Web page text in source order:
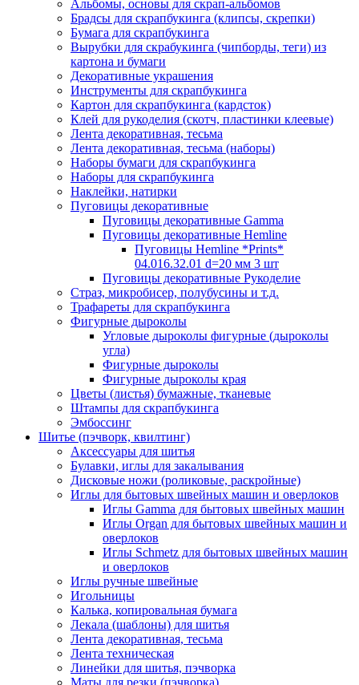
Альбомы, основы для скрап-альбомов
Брадсы для скрапбукинга (клипсы, скрепки)
Бумага для скрапбукинга
Вырубки для скрабукинга (чипборды, теги) из
картона и бумаги
Декоративные украшения
Инструменты для скрапбукинга
Картон для скрапбукинга (кардсток)
Клей для рукоделия (скотч, пластинки клеевые)
Лента декоративная, тесьма
Лента декоративная, тесьма (наборы)
Наборы бумаги для скрапбукинга
Наборы для скрапбукинга
Наклейки, натирки
Пуговицы декоративные
Пуговицы декоративные Gamma
Пуговицы декоративные Hemline
Пуговицы Hemline *Prints*
04.016.32.01 d=20 мм 3 шт
Пуговицы декоративные Рукоделие
Страз, микробисер, полубусины и т.д.
Трафареты для скрапбукинга
Фигурные дыроколы
Угловые дыроколы фигурные (дыроколы
угла)
Фигурные дыроколы
Фигурные дыроколы края
Цветы (листья) бумажные, тканевые
Штампы для скрапбукинга
Эмбоссинг
Шитье (пэчворк, квилтинг)
Аксессуары для шитья
Булавки, иглы для закалывания
Дисковые ножи (роликовые, раскройные)
Иглы для бытовых швейных машин и оверлоков
Иглы Gamma для бытовых швейных машин
Иглы Organ для бытовых швейных машин и
оверлоков
Иглы Schmetz для бытовых швейных машин
и оверлоков
Иглы ручные швейные
Игольницы
Калька, копировальная бумага
Лекала (шаблоны) для шитья
Лента декоративная, тесьма
Лента техническая
Линейки для шитья, пэчворка
Маты для резки (пэчворка)